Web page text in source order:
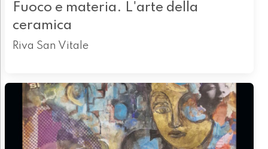
Fuoco e materia. L'arte della
ceramica
Riva San Vitale